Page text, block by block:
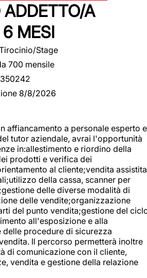
ADDETTO/A
MESI
Stage
700 mensile
350242
8/8/2026
affiancamento a personale esperto e
tutor aziendale, avrai l'opportunità
in:allestimento e riordino della
prodotti e verifica dei
al cliente;vendita assistita
della cassa, scanner per
delle diverse modalità di
delle vendite;organizzazione
del punto vendita;gestione del
all'esposizione e alla
procedure di sicurezza
Il percorso permetterà inoltre
di comunicazione con il cliente,
vendita e gestione della relazione